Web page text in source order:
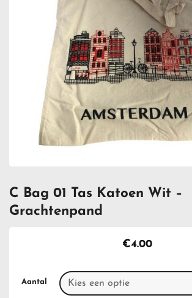
C Bag 01 Tas Katoen Wit –
Grachtenpand
€4.00
Aantal